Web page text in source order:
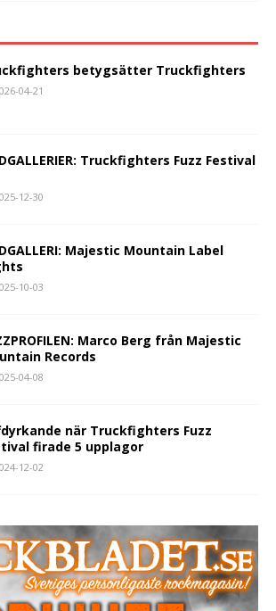
betygsätter Truckfighters
04-21
Truckfighters Fuzz Festival
12-30
Majestic Mountain Label
10-03
Marco Berg från Majestic
Records
04-08
när Truckfighters Fuzz
firade 5 upplagor
12-02